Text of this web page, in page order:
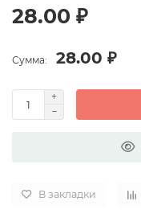
28.00 ₽
Сумма: 28.00 ₽
В закладки